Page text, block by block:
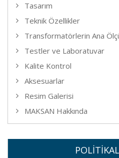
Tasarım
Teknik Özellikler
Transformatörlerin Ana
Testler ve Laboratuvar
Kalite Kontrol
Aksesuarlar
Resim Galerisi
MAKSAN Hakkında